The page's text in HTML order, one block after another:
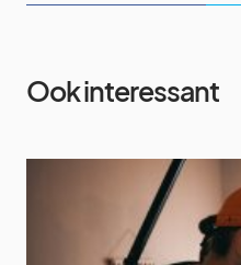
Ook interessant